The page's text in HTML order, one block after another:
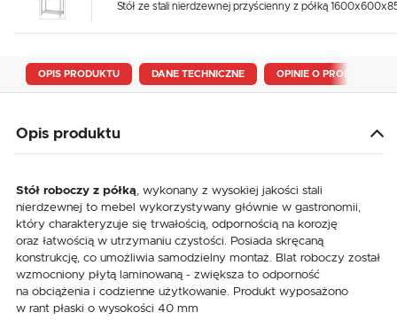
Stół ze stali nierdzewnej przyścienny z półką
OPIS PRODUKTU DANE TECHNICZNE OPINIE O PRODUKCIE
Opis produktu
Stół roboczy z półką , wykonany z wysokiej jakości stali
nierdzewnej to mebel wykorzystywany głównie w gastronomii,
który charakteryzuje się trwałością, odpornością na korozję
oraz łatwością w utrzymaniu czystości. Posiada skręcaną
konstrukcję, co umożliwia samodzielny montaż. Blat roboczy został
wzmocniony płytą laminowaną - zwiększa to odporność
na obciążenia i codzienne użytkowanie. Produkt wyposażono
w rant płaski o wysokości 40 mm